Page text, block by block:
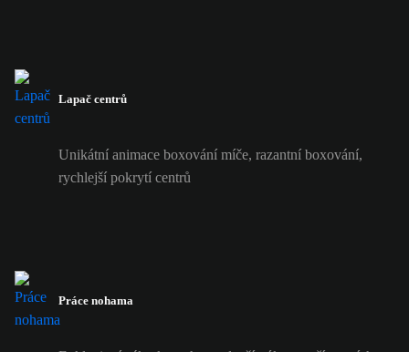
Lapač centrů
Unikátní animace boxování míče, razantní boxování,
rychlejší pokrytí centrů
Práce nohama